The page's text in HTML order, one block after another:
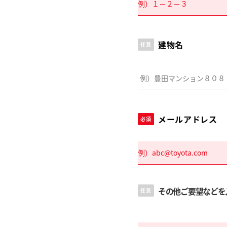
任意 建物名
必須 メールアドレス
任意 その他ご要望など